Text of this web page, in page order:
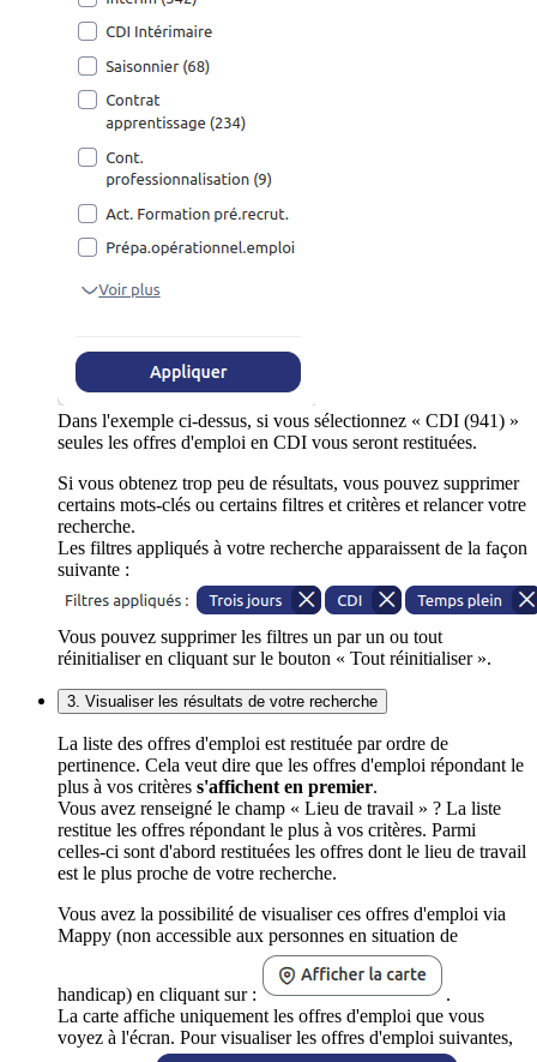
Dans l'exemple ci-dessus, si vous sélectionnez « CDI (941) »
seules les offres d'emploi en CDI vous seront restituées.
Si vous obtenez trop peu de résultats, vous pouvez supprimer
certains mots-clés ou certains filtres et critères et relancer votre
recherche.
Les filtres appliqués à votre recherche apparaissent de la façon
suivante :
Vous pouvez supprimer les filtres un par un ou tout
réinitialiser en cliquant sur le bouton « Tout réinitialiser ».
3. Visualiser les résultats de votre recherche
La liste des offres d'emploi est restituée par ordre de
pertinence. Cela veut dire que les offres d'emploi répondant le
plus à vos critères s'affichent en premier.
Vous avez renseigné le champ « Lieu de travail » ? La liste
restitue les offres répondant le plus à vos critères. Parmi
celles-ci sont d'abord restituées les offres dont le lieu de travail
est le plus proche de votre recherche.
Vous avez la possibilité de visualiser ces offres d'emploi via
Mappy (non accessible aux personnes en situation de
handicap) en cliquant sur :
.
La carte affiche uniquement les offres d'emploi que vous
voyez à l'écran. Pour visualiser les offres d'emploi suivantes,